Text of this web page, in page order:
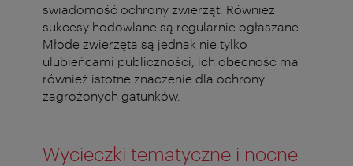
świadomość ochrony zwierząt. Również
sukcesy hodowlane są regularnie ogłaszane.
Młode zwierzęta są jednak nie tylko
ulubieńcami publiczności, ich obecność ma
również istotne znaczenie dla ochrony
zagrożonych gatunków.
Wycieczki tematyczne i nocne